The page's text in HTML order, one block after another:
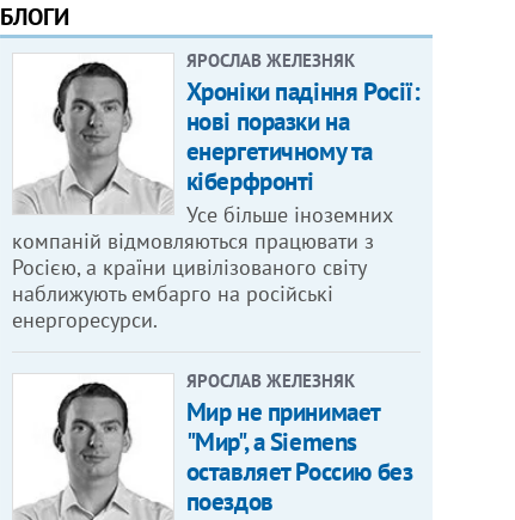
БЛОГИ
ЯРОСЛАВ ЖЕЛЕЗНЯК
Хроніки падіння Росії:
нові поразки на
енергетичному та
кіберфронті
Усе більше іноземних
компаній відмовляються працювати з
Росією, а країни цивілізованого світу
наближують ембарго на російські
енергоресурси.
ЯРОСЛАВ ЖЕЛЕЗНЯК
Мир не принимает
"Мир", а Siemens
оставляет Россию без
поездов